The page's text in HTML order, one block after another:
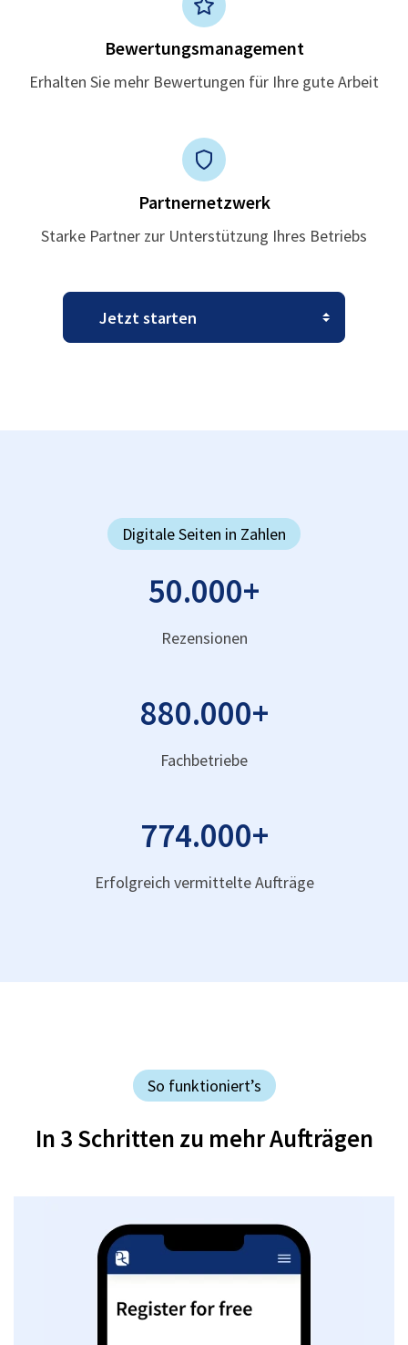
Bewertungsmanagement
Erhalten Sie mehr Bewertungen für Ihre gute Arbeit
Partnernetzwerk
Starke Partner zur Unterstützung Ihres Betriebs
Digitale Seiten in Zahlen
50.000+
Rezensionen
880.000+
Fachbetriebe
774.000+
Erfolgreich vermittelte Aufträge
So funktioniert’s
In 3 Schritten zu mehr Aufträgen